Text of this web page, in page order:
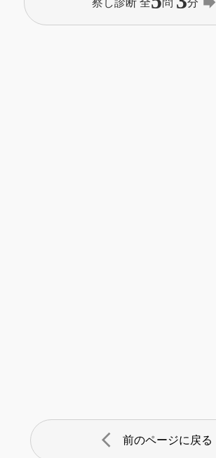
察し診断 全 問 分
arrow_back_ios 前のページに戻る